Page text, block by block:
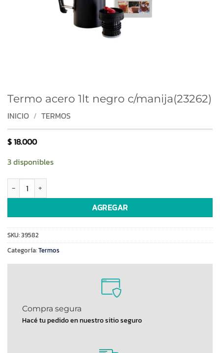
Termo acero 1lt negro c/manija(23262)
INICIO / TERMOS
$18.000
3 disponibles
Termo acero 1lt negro c/manija(23262) cantidad
AGREGAR
SKU:39582
Categoría:Termos
Compra segura
Hacé tu pedido en nuestro sitio seguro